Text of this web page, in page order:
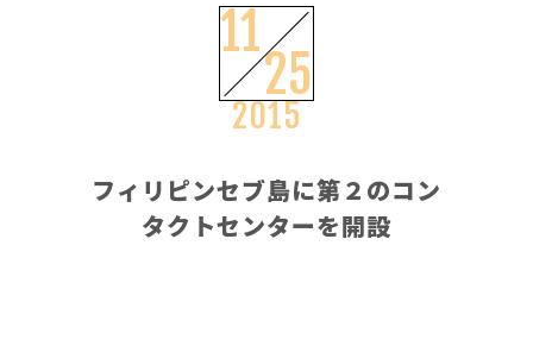
11
25
2015
フィリピンセブ島に第２のコン
タクトセンターを開設